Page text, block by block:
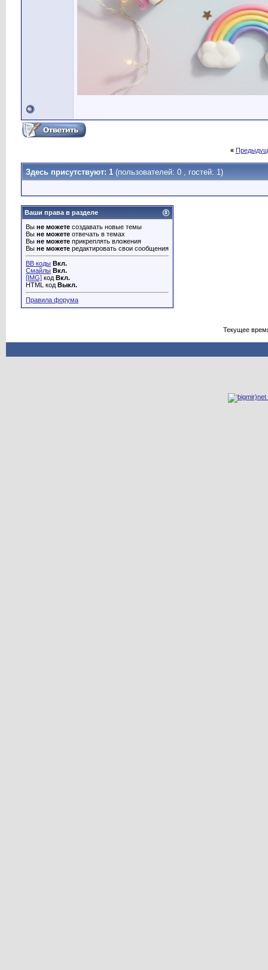
«
Здесь присутствуют: 1 (пользователей: 0 , гостей: 1)
Ваши права в разделе
Вы не можете создавать новые темы
Вы не можете отвечать в темах
Вы не можете прикреплять вложения
Вы не можете редактировать свои сообщения
BB коды Вкл.
Смайлы Вкл.
[IMG] код Вкл.
HTML код Выкл.
Правила форума
Текущее